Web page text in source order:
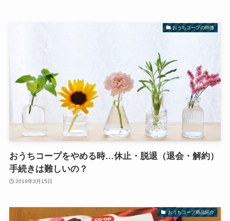
おうちコープの特徴
おうちコープをやめる時…休止・脱退（退会・解約）
手続きは難しいの？
2019年3月15日
おうちコープ商品紹介